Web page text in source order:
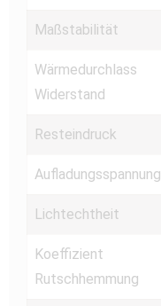
Maßstabilität
Wärmedurchlass
Widerstand
Resteindruck
Aufladungsspannung
Lichtechtheit
Koeffizient
Rutschhemmung